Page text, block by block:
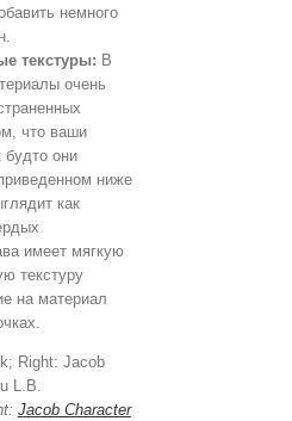
немного
текстуры: В
очень
что ваши
будто они
ниже
как
имеет мягкую
текстуру
на материал
Jacob Character